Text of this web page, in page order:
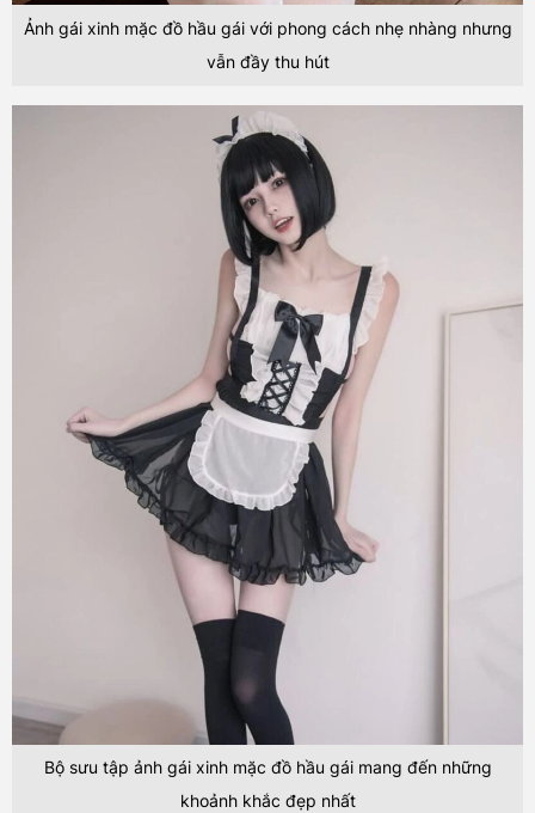
Ảnh gái xinh mặc đồ hầu gái với phong cách nhẹ nhàng nhưng
vẫn đầy thu hút
Bộ sưu tập ảnh gái xinh mặc đồ hầu gái mang đến những
khoảnh khắc đẹp nhất